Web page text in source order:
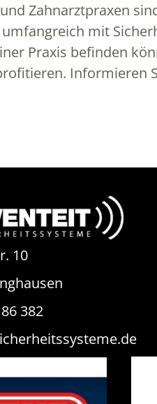
Zahnarztpraxen
mit
Praxis befinden
Informieren
10
382